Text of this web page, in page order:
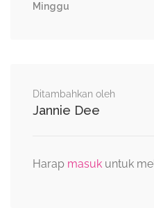
Minggu
Ditambahkan oleh
Jannie Dee
Harap masuk untuk